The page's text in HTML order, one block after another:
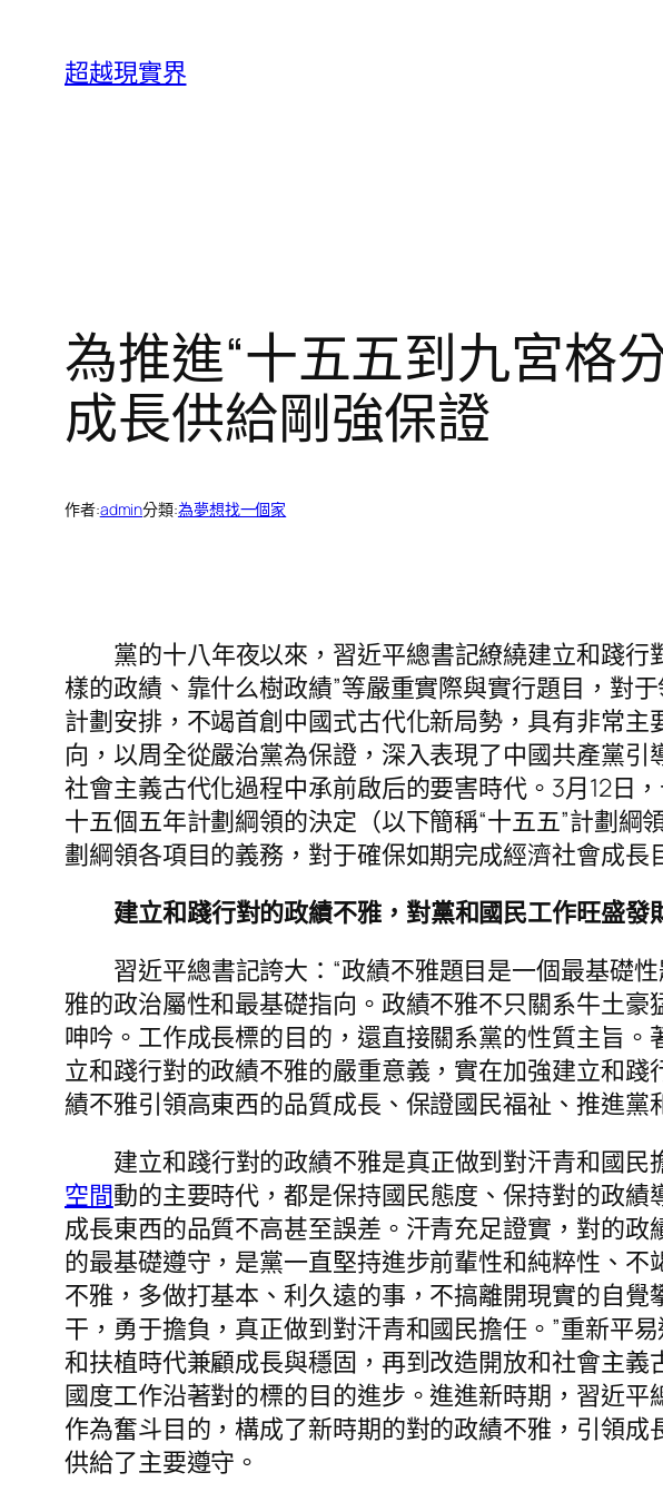
超越現實界
為推進“十五五到九宮格
成長供給剛強保證
作者:admin分類:為夢想找一個家
黨的十八年夜以來，習近平總書記繚繞建立和踐
樣的政績、靠什么樹政績”等嚴重實際與實行題目，對
計劃安排，不竭首創中國式古代化新局勢，具有非常
向，以周全從嚴治黨為保證，深入表現了中國共產黨
社會主義古代化過程中承前啟后的要害時代。3月12日
十五個五年計劃綱領的決定（以下簡稱“十五五”計劃
劃綱領各項目的義務，對于確保如期完成經濟社會成
建立和踐行對的政績不雅，對黨和國民工作旺盛發
習近平總書記誇大：“政績不雅題目是一個最基礎
雅的政治屬性和最基礎指向。政績不雅不只關系牛土
呻吟。工作成長標的目的，還直接關系黨的性質主旨
立和踐行對的政績不雅的嚴重意義，實在加強建立和
績不雅引領高東西的品質成長、保證國民福祉、推進黨
建立和踐行對的政績不雅是真正做到對汗青和國
空間動的主要時代，都是保持國民態度、保持對的政
成長東西的品質不高甚至誤差。汗青充足證實，對的
的最基礎遵守，是黨一直堅持進步前輩性和純粹性、
不雅，多做打基本、利久遠的事，不搞離開現實的自覺
干，勇于擔負，真正做到對汗青和國民擔任。”重新平
和扶植時代兼顧成長與穩固，再到改造開放和社會主
國度工作沿著對的標的目的進步。進進新時期，習近
作為奮斗目的，構成了新時期的對的政績不雅，引領
供給了主要遵守。